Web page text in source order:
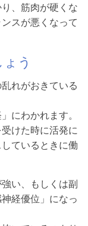
、筋肉が硬くな
スが悪くなって
う
れがおきている
にわかれます。
けた時に活発に
ているときに働
い、もしくは副
経優位」になっ